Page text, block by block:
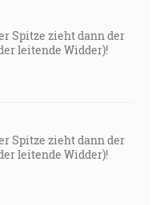
Spitze zieht dann der
leitende Widder)!
Spitze zieht dann der
leitende Widder)!